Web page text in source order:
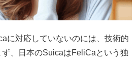
に対応していないのには、技術的
、日本のSuicaはFeliCaという独